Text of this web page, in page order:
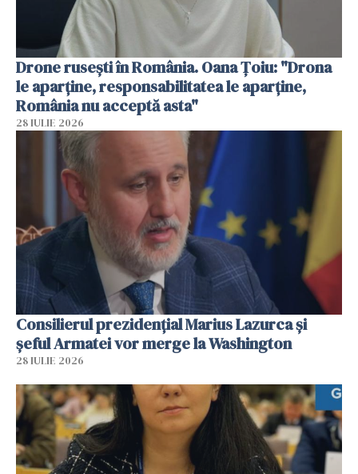
Drone rusești în România. Oana Ţoiu: "Drona
le aparţine, responsabilitatea le aparţine,
România nu acceptă asta"
28 IULIE 2026
Consilierul prezidenţial Marius Lazurca și
șeful Armatei vor merge la Washington
28 IULIE 2026